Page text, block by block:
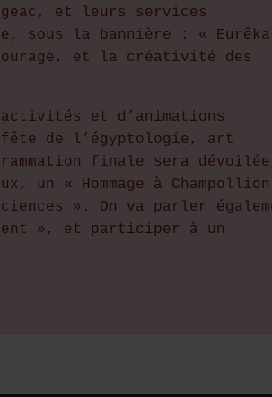
et leurs services
sous la bannière : «
et la créativité des
et d’animations
de l’égyptologie, art
finale sera dévoilée
un « Hommage à
». On va parler
», et participer à un